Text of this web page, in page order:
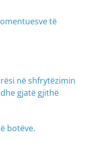
të
në shfrytëzimin
gjatë gjithë
botëve.